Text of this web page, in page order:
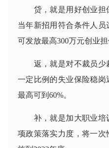
贷，就是用好创业担
当年新招用符合条件人员
可发放最高300万元创业担
返，就是对不裁员少
一定比例的失业保险稳岗
最高可到60%。
补，就是加大职业培
项政策落实力度，将一